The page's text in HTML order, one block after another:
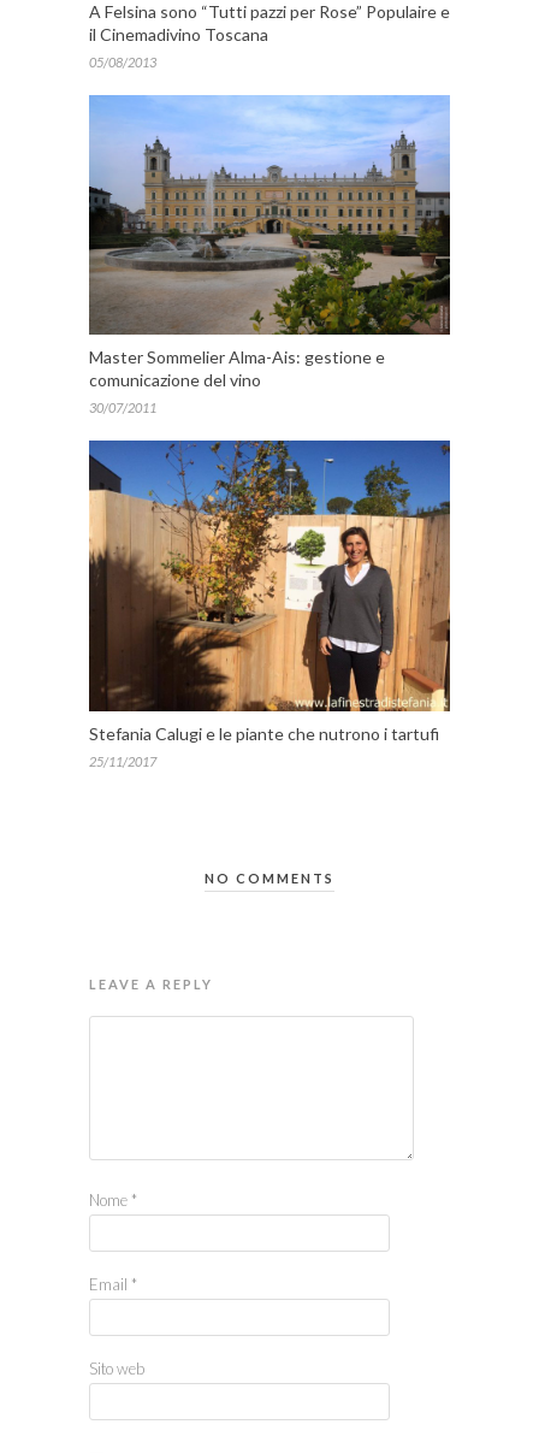
A Felsina sono “Tutti pazzi per Rose” Populaire e
il Cinemadivino Toscana
05/08/2013
Master Sommelier Alma-Ais: gestione e
comunicazione del vino
30/07/2011
Stefania Calugi e le piante che nutrono i tartufi
25/11/2017
NO COMMENTS
LEAVE A REPLY
Nome *
Email *
Sito web